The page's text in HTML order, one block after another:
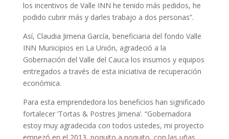
los incentivos de Valle INN he tenido más pedidos, he
podido cubrir más y darles trabajo a dos personas”.
Así, Claudia Jimena García, beneficiaria del fondo Valle
INN Municipios en La Unión, agradeció a la
Gobernación del Valle del Cauca los insumos y equipos
entregados a través de esta iniciativa de recuperación
económica.
Para esta emprendedora los beneficios han significado
fortalecer ‘Tortas & Postres Jimena’. “Gobernadora
estoy muy agradecida con todos ustedes, mi proyecto